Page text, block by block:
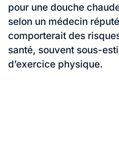
pour une douche
selon un médecin
comporterait des
santé, souvent sous-
d’exercice physique.